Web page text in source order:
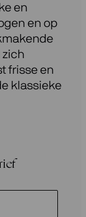
en
en op
zich
frisse en
klassieke